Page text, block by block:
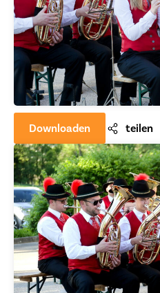
Downloaden teilen